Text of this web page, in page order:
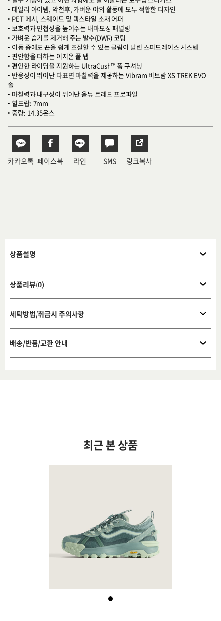
• 데일리 아이템, 악천후, 가벼운 야외 활동에 모두 적합한 디자인
• PET 메시, 스웨이드 및 텍스타일 소재 어퍼
• 보호력과 민첩성을 높여주는 내마모성 패널링
• 가벼운 습기를 제거해 주는 발수(DWR) 코팅
• 이동 중에도 끈을 쉽게 조절할 수 있는 클립이 달린 스피드레이스 시스템
• 편안함을 더하는 이지온 풀 탭
• 편안한 라이딩을 지원하는 UltraCush™ 폼 쿠셔닝
• 반응성이 뛰어난 다표면 마찰력을 제공하는 Vibram 비브람 XS TREK EVO
솔
• 마찰력과 내구성이 뛰어난 올뉴 트레드 프로파일
• 힐드랍: 7mm
• 중량: 14.35온스
카카오톡 페이스북 라인 SMS 링크복사
상품설명
상품리뷰(0)
세탁방법/취급시 주의사항
배송/반품/교환 안내
최근 본 상품